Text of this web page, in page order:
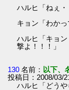
ハルヒ「ねぇ・
キョン「わかっ
ハルヒ「キョ
撃よ！！！」
130 名前： 以下、
投稿日：2008/03/
ハルヒ「どうや